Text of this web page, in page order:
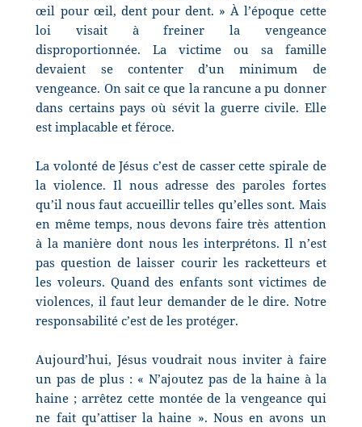
œil pour œil, dent pour dent. » À l’époque cette
loi visait à freiner la vengeance
disproportionnée. La victime ou sa famille
devaient se contenter d’un minimum de
vengeance. On sait ce que la rancune a pu donner
dans certains pays où sévit la guerre civile. Elle
est implacable et féroce.
La volonté de Jésus c’est de casser cette spirale de
la violence. Il nous adresse des paroles fortes
qu’il nous faut accueillir telles qu’elles sont. Mais
en même temps, nous devons faire très attention
à la manière dont nous les interprétons. Il n’est
pas question de laisser courir les racketteurs et
les voleurs. Quand des enfants sont victimes de
violences, il faut leur demander de le dire. Notre
responsabilité c’est de les protéger.
Aujourd’hui, Jésus voudrait nous inviter à faire
un pas de plus : « N’ajoutez pas de la haine à la
haine ; arrêtez cette montée de la vengeance qui
ne fait qu’attiser la haine ». Nous en avons un